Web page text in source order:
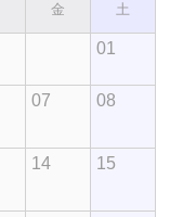
金 土
01
07 08
14 15